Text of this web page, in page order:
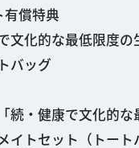
有償特典
文化的な最低限度の
バッグ
続・健康で文化的な
イトセット（トート